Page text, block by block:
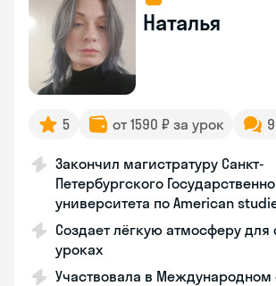
Наталья
5 от 1590 ₽ за урок
Закончил магистратуру Санкт-
Петербургского
университета по American
Создает лёгкую атмосферу для
уроках
Участвовала в Международном